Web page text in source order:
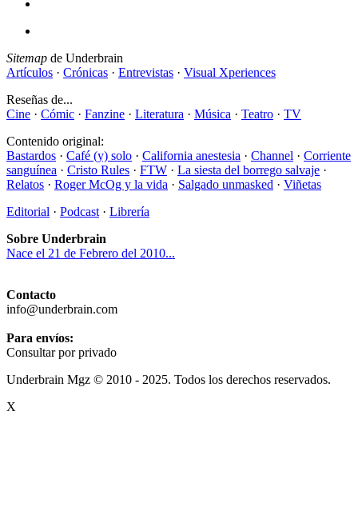
Sitemap de Underbrain
Artículos · Crónicas · Entrevistas · Visual Xperiences
Reseñas de...
Cine · Cómic · Fanzine · Literatura · Música · Teatro · TV
Contenido original:
Bastardos · Café (y) solo · California anestesia · Channel · Corriente
sanguínea · Cristo Rules · FTW · La siesta del borrego salvaje ·
Relatos · Roger McOg y la vida · Salgado unmasked · Viñetas
Editorial · Podcast · Librería
Sobre Underbrain
Nace el 21 de Febrero del 2010...
Contacto
info@underbrain.com
Para envíos:
Consultar por privado
Underbrain Mgz © 2010 - 2025. Todos los derechos reservados.
X